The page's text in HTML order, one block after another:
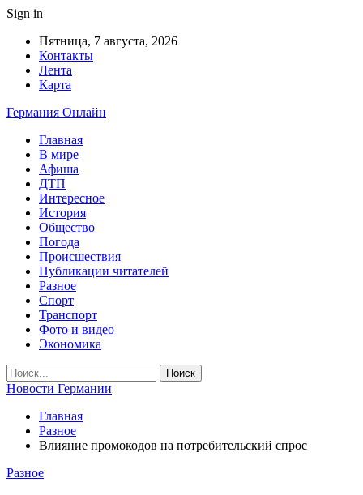
Sign in
Пятница, 7 августа, 2026
Контакты
Лента
Карта
Германия Онлайн
Главная
В мире
Афиша
ДТП
Интересное
История
Общество
Погода
Происшествия
Публикации читателей
Разное
Спорт
Транспорт
Фото и видео
Экономика
Новости Германии
Главная
Разное
Влияние промокодов на потребительский спрос
Разное